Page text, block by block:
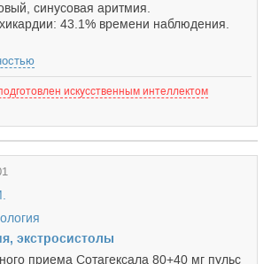
синусовая аритмия.
43.1% времени наблюдения.
искусственным интеллектом
экстросистолы
приема Сотагексала 80+40 мг пульс